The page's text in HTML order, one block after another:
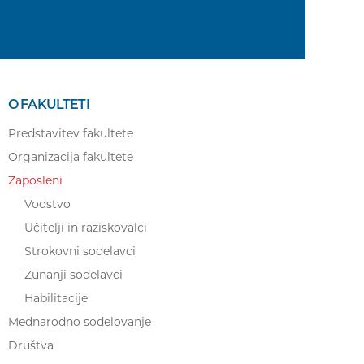
O FAKULTETI
Predstavitev fakultete
Organizacija fakultete
Zaposleni
Vodstvo
Učitelji in raziskovalci
Strokovni sodelavci
Zunanji sodelavci
Habilitacije
Mednarodno sodelovanje
Društva